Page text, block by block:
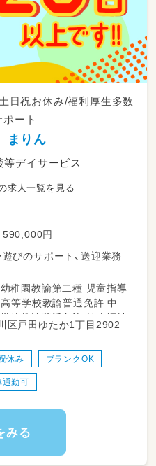
日祝お休み/福利厚生多数
ポート
まりん
等デイサービス
求人一覧を見る
円
びのサポート、送迎業務
区戸田ゆたか1丁目2902
休み ブランクOK
通勤可
みる